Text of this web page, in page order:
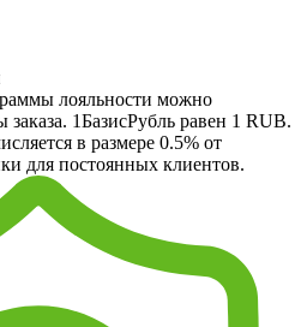
лояльности можно
1БазисРубль равен 1 RUB.
в размере 0.5% от
для постоянных клиентов.